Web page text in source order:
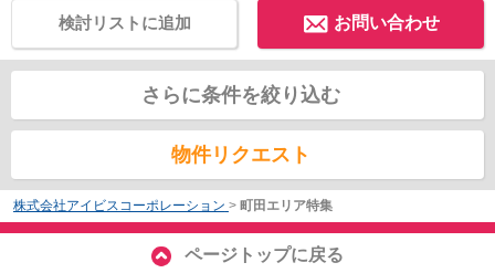
お問い合わせ
検討リストに追加
さらに条件を絞り込む
物件リクエスト
株式会社アイビスコーポレーション > 町田エリア特集
ページトップに戻る